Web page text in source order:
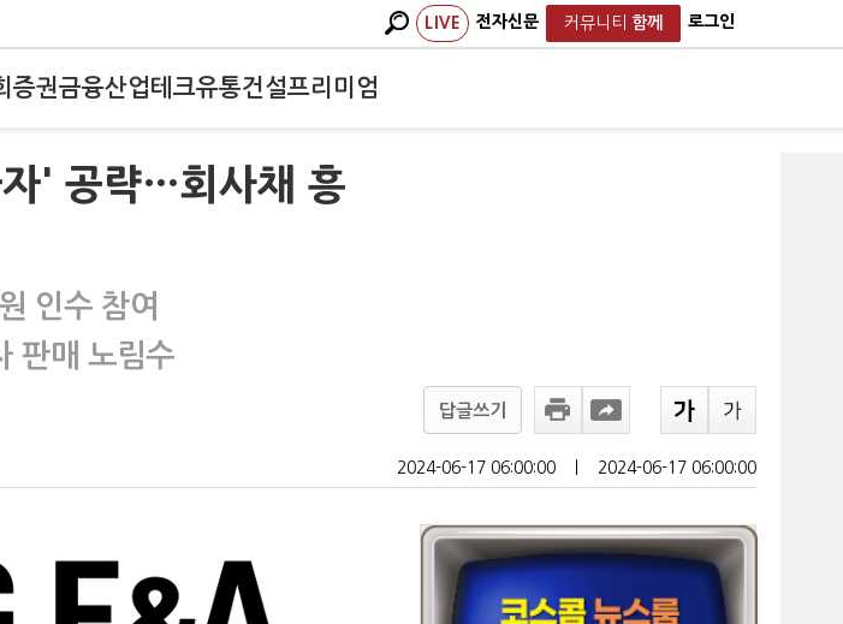
LIVE 전자신문 커뮤니티 함께 로그인
증권금융산업테크유통건설프리미엄
자' 공략…회사채 흥
인수 참여
판매 노림수
답글쓰기
2024-06-17 06:00:00 2024-06-17 06:00:00